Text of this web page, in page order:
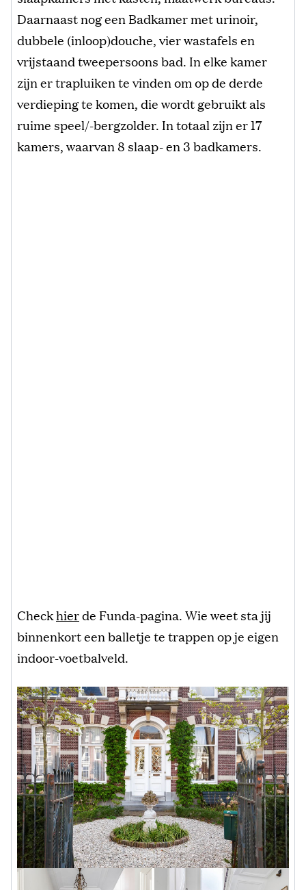
Daarnaast nog een Badkamer met urinoir,
dubbele (inloop)douche, vier wastafels en
vrijstaand tweepersoons bad. In elke kamer
zijn er trapluiken te vinden om op de derde
verdieping te komen, die wordt gebruikt als
ruime speel/-bergzolder. In totaal zijn er 17
kamers, waarvan 8 slaap- en 3 badkamers.
Checkhierde Funda-pagina. Wie weet sta jij
binnenkort een balletje te trappen op je eigen
indoor-voetbalveld.